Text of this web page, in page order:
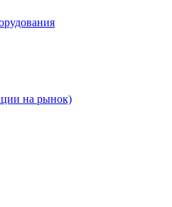
на рынок)